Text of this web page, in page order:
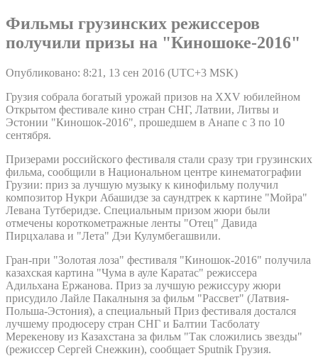
Фильмы грузинских режиссеров
получили призы на "Киношоке-2016"
Опубликовано: 8:21, 13 сен 2016 (UTC+3 MSK)
Грузия собрала богатый урожай призов на XXV юбилейном
Открытом фестивале кино стран СНГ, Латвии, Литвы и
Эстонии "Киношок-2016", прошедшем в Анапе с 3 по 10
сентября.
Призерами российского фестиваля стали сразу три грузинских
фильма, сообщили в Национальном центре кинематографии
Грузии: приз за лучшую музыку к кинофильму получил
композитор Нукри Абашидзе за саундтрек к картине "Мойра"
Левана Тутберидзе. Специальным призом жюри были
отмечены короткометражные ленты "Отец" Давида
Пирцхалава и "Лета" Дэи Кулумбегашвили.
Гран-при "Золотая лоза" фестиваля "Киношок-2016" получила
казахская картина "Чума в ауле Каратас" режиссера
Адильхана Ержанова. Приз за лучшую режиссуру жюри
присудило Лайле Пакалныня за фильм "Рассвет" (Латвия-
Польша-Эстония), а специальный Приз фестиваля достался
лучшему продюсеру стран СНГ и Балтии Тасболату
Мерекенову из Казахстана за фильм "Так сложились звезды"
(режиссер Сергей Снежкин), сообщает Sputnik Грузия.